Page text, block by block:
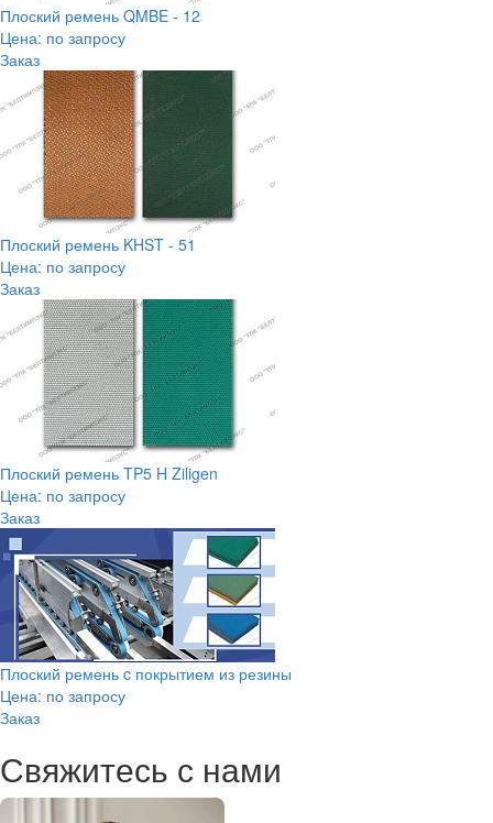
Плоский ремень QMBE - 12
Цена: по запросу
Заказ
Плоский ремень KHST - 51
Цена: по запросу
Заказ
Плоский ремень TP5 H Ziligen
Цена: по запросу
Заказ
Плоский ремень c покрытием из резины
Цена: по запросу
Заказ
Свяжитесь с нами